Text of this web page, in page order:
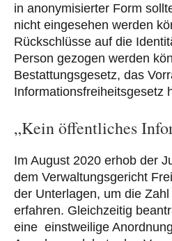
in anonymisierter Form
nicht eingesehen werden
Rückschlüsse auf die
Person gezogen werden
Bestattungsgesetz, das
Informationsfreiheitsgesetz
„Kein öffentliches
Im August 2020 erhob der
dem Verwaltungsgericht
der Unterlagen, um die
erfahren. Gleichzeitig
eine einstweilige